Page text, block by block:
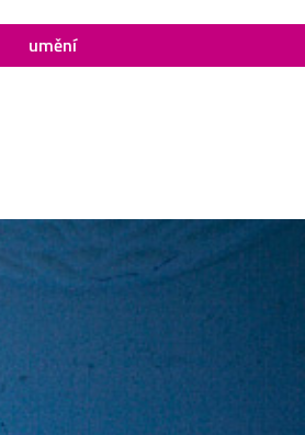
umění